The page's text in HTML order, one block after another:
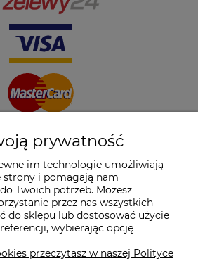
prywatność
im technologie umożliwiają
strony i pomagają nam
Twoich potrzeb. Możesz
przez nas wszystkich
do sklepu lub dostosować użycie
wybierając opcję
przeczytasz w naszej Polityce